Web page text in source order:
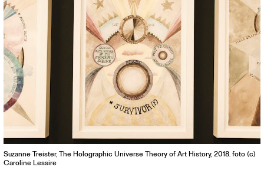
Suzanne Treister, The Holographic Universe Theory of Art History, 2018. foto (c)
Caroline Lessire